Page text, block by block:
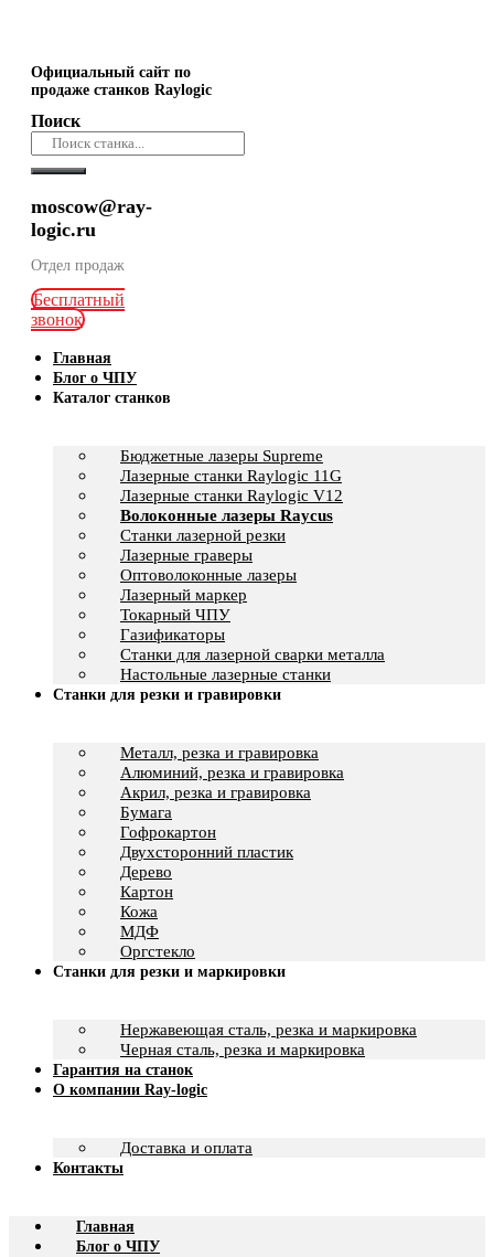
Официальный сайт по
продаже станков Raylogic
Поиск
moscow@ray-
logic.ru
Отдел продаж
Бесплатный
звонок
Главная
Блог о ЧПУ
Каталог станков
Бюджетные лазеры Supreme
Лазерные станки Raylogic 11G
Лазерные станки Raylogic V12
Волоконные лазеры Raycus
Станки лазерной резки
Лазерные граверы
Оптоволоконные лазеры
Лазерный маркер
Токарный ЧПУ
Газификаторы
Cтанки для лазерной сварки металла
Настольные лазерные станки
Станки для резки и гравировки
Металл, резка и гравировка
Алюминий, резка и гравировка
Акрил, резка и гравировка
Бумага
Гофрокартон
Двухсторонний пластик
Дерево
Картон
Кожа
МДФ
Оргстекло
Станки для резки и маркировки
Нержавеющая сталь, резка и маркировка
Черная сталь, резка и маркировка
Гарантия на станок
О компании Ray-logic
Доставка и оплата
Контакты
Главная
Блог о ЧПУ